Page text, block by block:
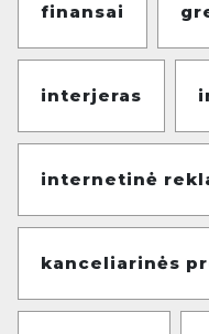
finansai
interjeras
internetinė
kanceliarinės